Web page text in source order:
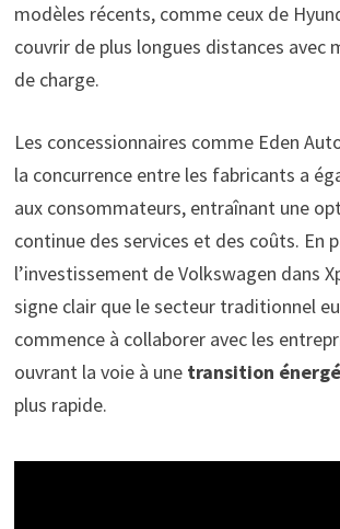
modèles récents, comme ceux de
couvrir de plus longues distances avec
de charge.
Les concessionnaires comme Eden
la concurrence entre les fabricants a
aux consommateurs, entraînant une
continue des services et des coûts. En
l’investissement de Volkswagen dans
signe clair que le secteur traditionnel
commence à collaborer avec les
ouvrant la voie à une transition
plus rapide.